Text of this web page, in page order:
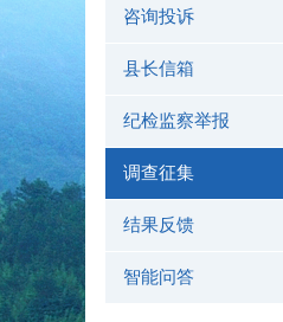
咨询投诉
县长信箱
纪检监察举报
调查征集
结果反馈
智能问答